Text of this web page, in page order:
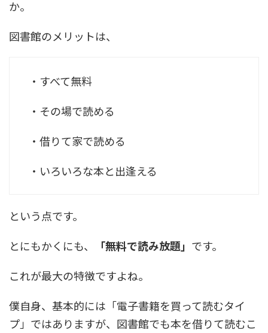
か。
図書館のメリットは、
・すべて無料
・その場で読める
・借りて家で読める
・いろいろな本と出逢える
という点です。
とにもかくにも、
「無料で読み放題」 です。
これが最大の特徴ですよね。
僕自身、基本的には「電子書籍を買って読むタイ
プ」ではありますが、図書館でも本を借りて読むこ